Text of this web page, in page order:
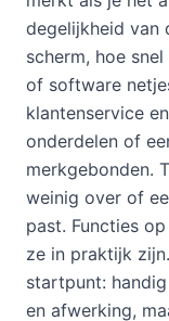
degelijkheid van
scherm, hoe
of software
klantenservice
onderdelen of
merkgebonden.
weinig over of
past. Functies
ze in praktijk
startpunt:
en afwerking,